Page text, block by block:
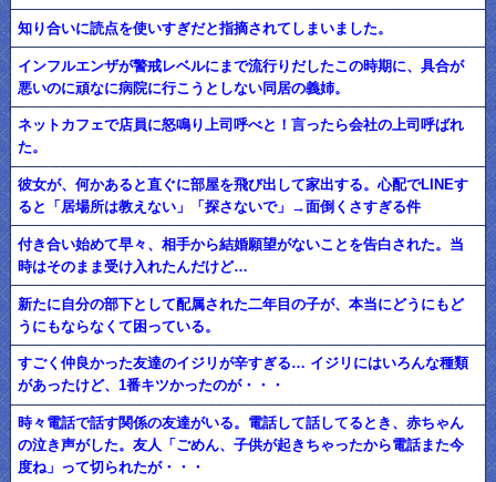
知り合いに読点を使いすぎだと指摘されてしまいました。
インフルエンザが警戒レベルにまで流行りだしたこの時期に、具合が
悪いのに頑なに病院に行こうとしない同居の義姉。
ネットカフェで店員に怒鳴り上司呼べと！言ったら会社の上司呼ばれ
た。
彼女が、何かあると直ぐに部屋を飛び出して家出する。心配でLINEす
ると「居場所は教えない」「探さないで」→面倒くさすぎる件
付き合い始めて早々、相手から結婚願望がないことを告白された。当
時はそのまま受け入れたんだけど…
新たに自分の部下として配属された二年目の子が、本当にどうにもど
うにもならなくて困っている。
すごく仲良かった友達のイジリが辛すぎる… イジリにはいろんな種類
があったけど、1番キツかったのが・・・
時々電話で話す関係の友達がいる。電話して話してるとき、赤ちゃん
の泣き声がした。友人「ごめん、子供が起きちゃったから電話また今
度ね」って切られたが・・・